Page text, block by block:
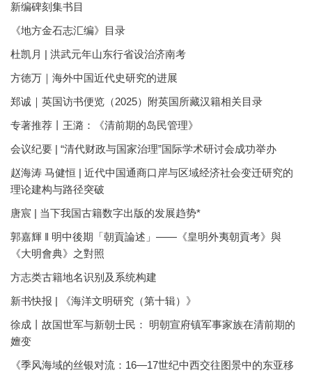
新编碑刻集书目
《地方金石志汇编》目录
杜凯月 | 洪武元年山东行省设治济南考
方徳万｜海外中国近代史研究的进展
郑诚｜英国访书便览（2025）附英国所藏汉籍相关目录
专著推荐丨王潞：《清前期的岛民管理》
会议纪要 | “清代财政与国家治理”国际学术研讨会成功举办
赵海涛 马健恒 | 近代中国通商口岸与区域经济社会变迁研究的
理论建构与路径突破
唐宸 | 当下我国古籍数字出版的发展趋势*
郭嘉輝 ‖ 明中後期「朝貢論述」——《皇明外夷朝貢考》與
《大明會典》之對照
方志类古籍地名识别及系统构建
新书快报 | 《海洋文明研究（第十辑）》
徐成丨故国世军与新朝士民： 明朝宣府镇军事家族在清前期的
嬗变
《季风海域的丝银对流：16—17世纪中西交往图景中的东亚移